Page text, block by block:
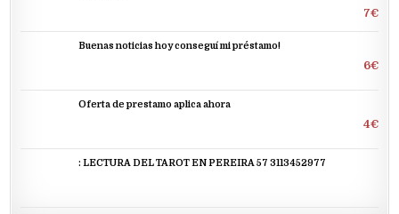
7€
Buenas noticias hoy conseguí mi préstamo!
6€
Oferta de prestamo aplica ahora
4€
: LECTURA DEL TAROT EN PEREIRA 57 3113452977